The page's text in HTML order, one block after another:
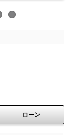
ローン